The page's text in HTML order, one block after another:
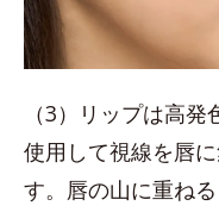
（3）リップは高
使用して視線を唇
す。唇の山に重ね